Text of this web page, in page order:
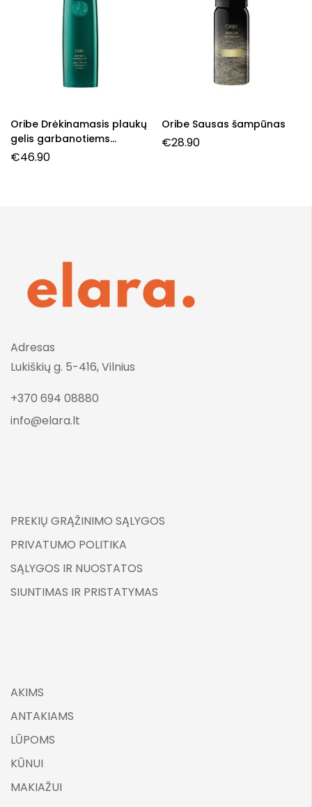
Oribe Drėkinamasis plaukų
gelis garbanotiems
plaukams
€46.90
Oribe Sausas šampūnas
€28.90
Adresas
Lukiškių g. 5-416, Vilnius
+370 694 08880
info@elara.lt
PREKIŲ GRĄŽINIMO SĄLYGOS
PRIVATUMO POLITIKA
SĄLYGOS IR NUOSTATOS
SIUNTIMAS IR PRISTATYMAS
AKIMS
ANTAKIAMS
LŪPOMS
KŪNUI
MAKIAŽUI